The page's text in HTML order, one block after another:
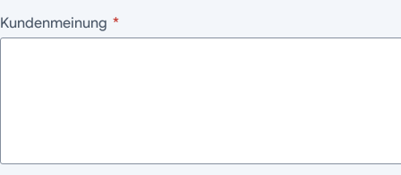
Kundenmeinung *